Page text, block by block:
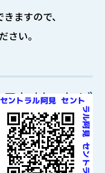
ますので、
さい。
トリートビ
うになっております。